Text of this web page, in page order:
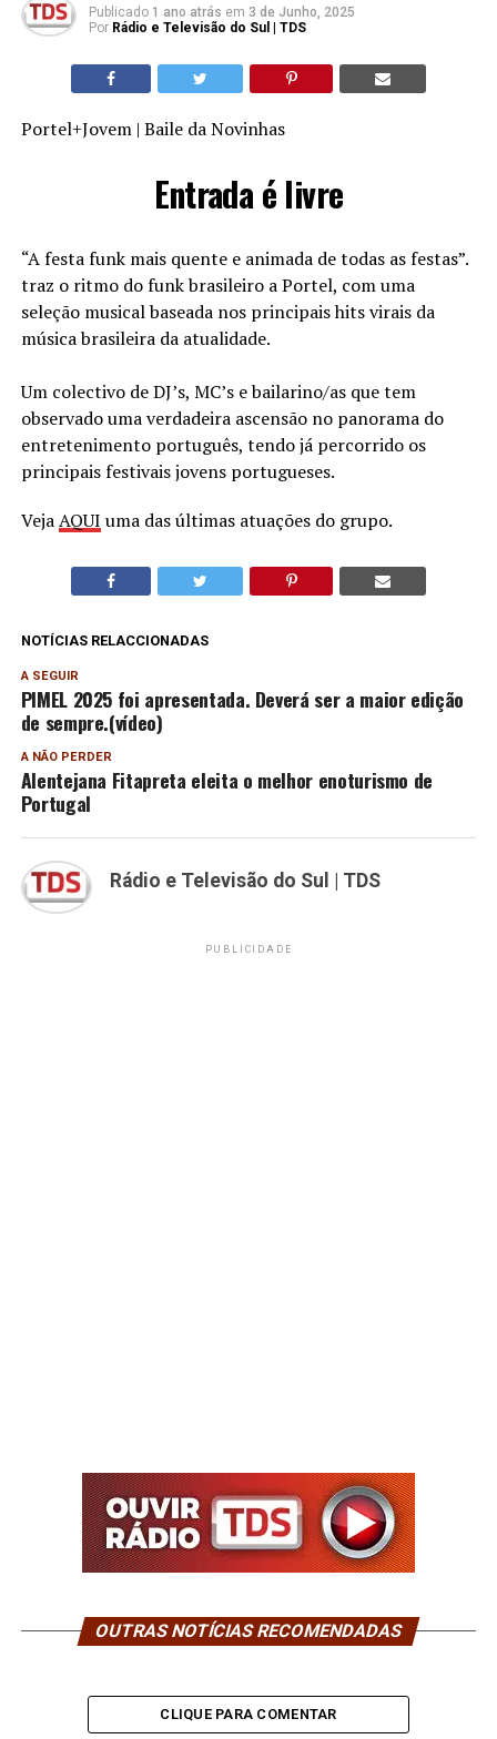
Publicado 1 ano atrás em 3 de Junho, 2025
Por Rádio e Televisão do Sul | TDS
Portel+Jovem | Baile da Novinhas
Entrada é livre
“A festa funk mais quente e animada de todas as festas”.
traz o ritmo do funk brasileiro a Portel, com uma
seleção musical baseada nos principais hits virais da
música brasileira da atualidade.
Um colectivo de DJ’s, MC’s e bailarino/as que tem
observado uma verdadeira ascensão no panorama do
entretenimento português, tendo já percorrido os
principais festivais jovens portugueses.
VejaAQUI uma das últimas atuações do grupo.
NOTÍCIAS RELACCIONADAS
A SEGUIR
PIMEL 2025 foi apresentada. Deverá ser a maior edição
de sempre.(vídeo)
A NÃO PERDER
Alentejana Fitapreta eleita o melhor enoturismo de
Portugal
Rádio e Televisão do Sul | TDS
PUBLICIDADE
OUTRAS NOTÍCIAS RECOMENDADAS
CLIQUE PARA COMENTAR